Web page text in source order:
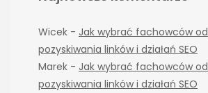
Wicek - Jak wybrać fachowców od
pozyskiwania linków i działań SEO
Marek - Jak wybrać fachowców od
pozyskiwania linków i działań SEO